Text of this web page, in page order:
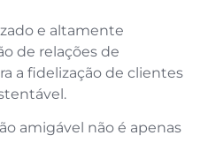
e altamente
de relações de
a fidelização de clientes
amigável não é apenas